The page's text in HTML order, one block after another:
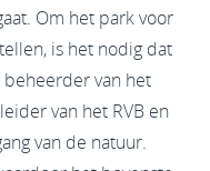
Om het park voor
is het nodig dat
beheerder van het
van het RVB en
van de natuur.